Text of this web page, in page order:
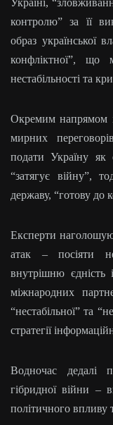
Україні,
контролю” за її
образ української
конфліктної”, що
нестабільності та
Окремим напрямом
мирних
подати Україну як
“затягує війну”,
державу, “готову до
Експерти
атак – посіяти
внутрішню єдність
міжнародних
“нестабільної” та
стратегії
Водночас дедалі
гібридної війни –
політичного впливу